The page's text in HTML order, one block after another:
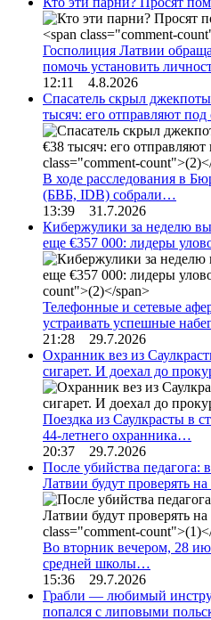
Госполиция Латвии
помочь установить
12:11 4.8.2026
Спасатель скрыл
тысяч: его отправляют под
В ходе расследования в
(БВБ, IDB) собрали…
13:39 31.7.2026
Кибержулики за неделю
еще €357 000: лидеры
Телефонные и сетевые
устраивать успешные
21:28 29.7.2026
Охранник вез из
сигарет. И доехал до
Поездка из Саулкрасты в
44-летнего охранника…
20:37 29.7.2026
После убийства
Латвии будут проверять на
Во вторник вечером, 28
средней школы…
15:36 29.7.2026
Грабли — любимый
попался с липовыми